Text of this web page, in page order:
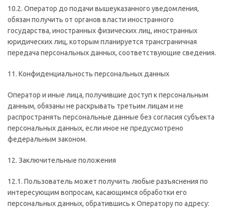
10.2. Оператор до подачи вышеуказанного уведомления,
обязан получить от органов власти иностранного
государства, иностранных физических лиц, иностранных
юридических лиц, которым планируется трансграничная
передача персональных данных, соответствующие сведения.
11. Конфиденциальность персональных данных
Оператор и иные лица, получившие доступ к персональным
данным, обязаны не раскрывать третьим лицам и не
распространять персональные данные без согласия субъекта
персональных данных, если иное не предусмотрено
федеральным законом.
12. Заключительные положения
12.1. Пользователь может получить любые разъяснения по
интересующим вопросам, касающимся обработки его
персональных данных, обратившись к Оператору по адресу: